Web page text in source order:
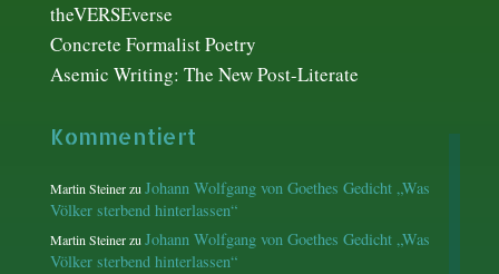
theVERSEverse
Concrete Formalist Poetry
Asemic Writing: The New Post-Literate
Kommentiert
Martin SteinerzuJohann Wolfgang von Goethes Gedicht „Was
Völker sterbend hinterlassen“
Martin SteinerzuJohann Wolfgang von Goethes Gedicht „Was
Völker sterbend hinterlassen“